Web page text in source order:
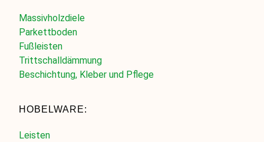
Massivholzdiele
Parkettboden
Fußleisten
Trittschalldämmung
Beschichtung, Kleber und Pflege
HOBELWARE:
Leisten